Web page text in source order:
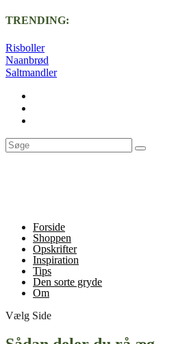
TRENDING:
Risboller
Naanbrød
Saltmandler
Forside
Shoppen
Opskrifter
Inspiration
Tips
Den sorte gryde
Om
Vælg Side